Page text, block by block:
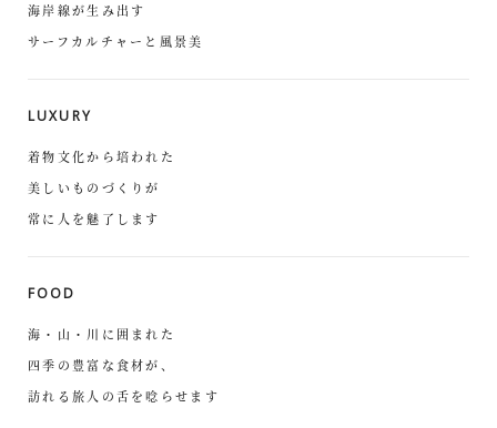
海岸線が生み出す
サーフカルチャーと風景美
LUXURY
着物文化から培われた
美しいものづくりが
常に人を魅了します
FOOD
海・山・川に囲まれた
四季の豊富な食材が、
訪れる旅人の舌を唸らせます